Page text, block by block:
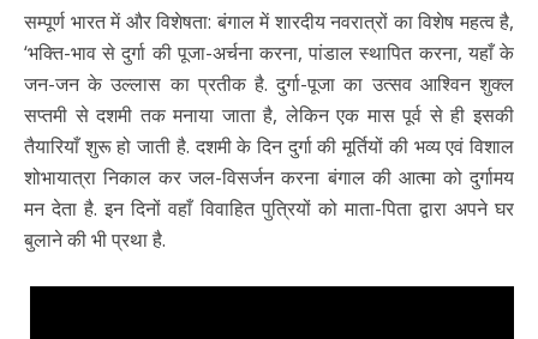
सम्पूर्ण भारत में और विशेषता: बंगाल में शारदीय नवरात्रों का विशेष महत्व है,
‘भक्ति-भाव से दुर्गा की पूजा-अर्चना करना, पांडाल स्थापित करना, यहाँ के
जन-जन के उल्लास का प्रतीक है. दुर्गा-पूजा का उत्सव आश्विन शुक्ल
सप्तमी से दशमी तक मनाया जाता है, लेकिन एक मास पूर्व से ही इसकी
तैयारियाँ शुरू हो जाती है. दशमी के दिन दुर्गा की मूर्तियों की भव्य एवं विशाल
शोभायात्रा निकाल कर जल-विसर्जन करना बंगाल की आत्मा को दुर्गामय
मन देता है. इन दिनों वहाँ विवाहित पुत्रियों को माता-पिता द्वारा अपने घर
बुलाने की भी प्रथा है.